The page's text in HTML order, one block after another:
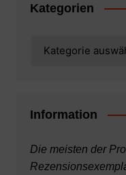
Kategorien
Information
Die meisten der